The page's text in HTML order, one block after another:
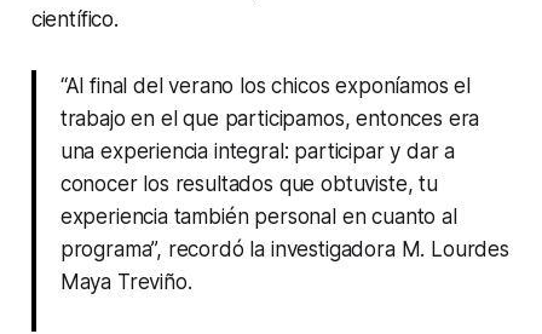
científico.
“Al final del verano los chicos exponíamos el
trabajo en el que participamos, entonces era
una experiencia integral: participar y dar a
conocer los resultados que obtuviste, tu
experiencia también personal en cuanto al
programa”, recordó la investigadora M. Lourdes
Maya Treviño.